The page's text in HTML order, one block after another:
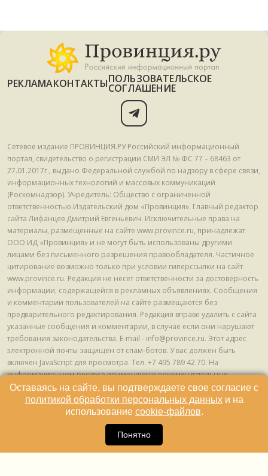
РЕКЛАМАКОНТАКТЫПОЛЬЗОВАТЕЛЬСКОЕ
СОГЛАШЕНИЕ
Сетевое издание ПРОВИНЦИЯ.РУ Российский информационный
портал, свидетельство о регистрации СМИ ЭЛ № ФС 77 – 68463 от
27.01.2017г., выдано Федеральной службой по надзору в сфере связи,
информационных технологий и массовых коммуникаций
(Роскомнадзор). Учредитель: Общество с ограниченной
ответственностью Издательский дом «Провинция». Главный редактор
сайта Лифанцев Дмитрий Евгеньевич. Исключительные права на
материалы, размещенные на сайте www.province.ru, принадлежат
ООО ИД «Провинция» и не могут быть использованы другими
лицами без письменного разрешения правообладателя. Частичное
цитирование возможно только при условии гиперссылки на сайт
www.province.ru. Редакция не несет ответственности за достоверность
информации, содержащейся в рекламных объявлениях. Сообщения
и комментарии пользователей на сайте размещаются без
предварительного редактирования. Редакция вправе удалить с сайта
указанные сообщения и комментарии, в случае если они нарушают
требования законодательства. E-mail - info@province.ru. Этот адрес
электронной почты защищен от спам-ботов. У вас должен быть
включен JavaScript для просмотра. Tел. +7 495 789 42 70. На
информационном ресурсе применяются рекомендательные
технологии (информационные технологии предоставления
информации на основе сбора, систематизации и анализа сведений,
относящихся к предпочтениям пользователей сети "Интернет",
находящихся на территории Российской Федерации) © ООО ИД
Оставаясь на сайте, вы подтверждаете свое согласие с
политикой обработки персональных данныхи на
использование cookie-файлов.
Понятно